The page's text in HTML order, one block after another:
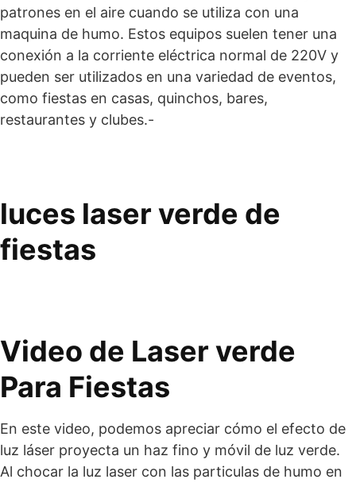
patrones en el aire cuando se utiliza con una
maquina de humo. Estos equipos suelen tener una
conexión a la corriente eléctrica normal de 220V y
pueden ser utilizados en una variedad de eventos,
como fiestas en casas, quinchos, bares,
restaurantes y clubes.-
luces laser verde de
fiestas
Video de Laser verde
Para Fiestas
En este video, podemos apreciar cómo el efecto de
luz láser proyecta un haz fino y móvil de luz verde.
Al chocar la luz laser con las particulas de humo en